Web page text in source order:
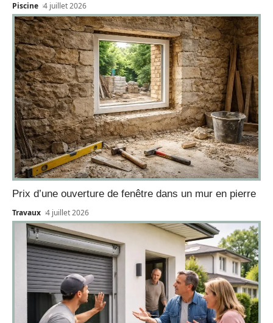
Piscine 4 juillet 2026
Prix d’une ouverture de fenêtre dans un mur en pierre
Travaux 4 juillet 2026